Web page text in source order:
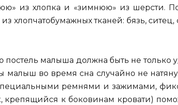
из хлопка и «зимнюю» из шерсти.
хлопчатобумажных тканей: бязь,
постель малыша должна быть не только
малыш во время сна случайно не
ремнями и зажимами,
крепящийся к боковинам кровати)